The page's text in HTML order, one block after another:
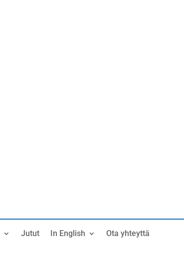
Jutut In English Ota yhteyttä